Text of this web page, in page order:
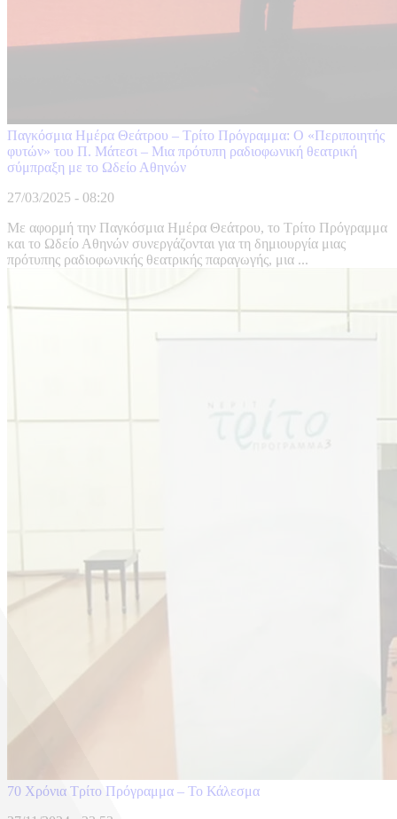
Παγκόσμια Ημέρα Θεάτρου – Τρίτο Πρόγραμμα: Ο «Περιποιητής
φυτών» του Π. Μάτεσι – Μια πρότυπη ραδιοφωνική θεατρική
σύμπραξη με το Ωδείο Αθηνών
27/03/2025 - 08:20
Με αφορμή την Παγκόσμια Ημέρα Θεάτρου, το Τρίτο Πρόγραμμα
και το Ωδείο Αθηνών συνεργάζονται για τη δημιουργία μιας
πρότυπης ραδιοφωνικής θεατρικής παραγωγής, μια ...
70 Χρόνια Τρίτο Πρόγραμμα – Το Κάλεσμα